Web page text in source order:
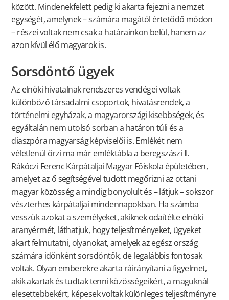
között. Mindenekfelett pedig ki akarta fejezni a nemzet
egységét, amelynek – számára magától értetődő módon
– részei voltak nem csak a határainkon belül, hanem az
azon kívül élő magyarok is.
Sorsdöntő ügyek
Az elnöki hivatalnak rendszeres vendégei voltak
különböző társadalmi csoportok, hivatásrendek, a
történelmi egyházak, a magyarországi kisebbségek, és
egyáltalán nem utolsó sorban a határon túli és a
diaszpóra magyarság képviselői is. Emlékét nem
véletlenül őrzi ma már emléktábla a beregszászi II.
Rákóczi Ferenc Kárpátaljai Magyar Főiskola épületében,
amelyet az ő segítségével tudott megőrizni az ottani
magyar közösség a mindig bonyolult és – látjuk – sokszor
vészterhes kárpátaljai mindennapokban. Ha számba
vesszük azokat a személyeket, akiknek odaítélte elnöki
aranyérmét, láthatjuk, hogy teljesítményeket, ügyeket
akart felmutatni, olyanokat, amelyek az egész ország
számára időnként sorsdöntők, de legalábbis fontosak
voltak. Olyan emberekre akarta ráirányítani a figyelmet,
akik akartak és tudtak tenni közösségeikért, a maguknál
elesettebbekért, képesek voltak különleges teljesítményre